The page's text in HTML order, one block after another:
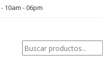
10am - 06pm
Buscar